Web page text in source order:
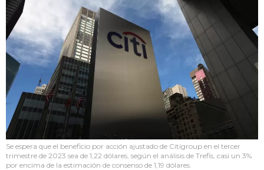
Se espera que el beneficio por acción ajustado de Citigroup en el tercer
trimestre de 2023 sea de 1,22 dólares, según el análisis de Trefis, casi un 3%
por encima de la estimación de consenso de 1,19 dólares.